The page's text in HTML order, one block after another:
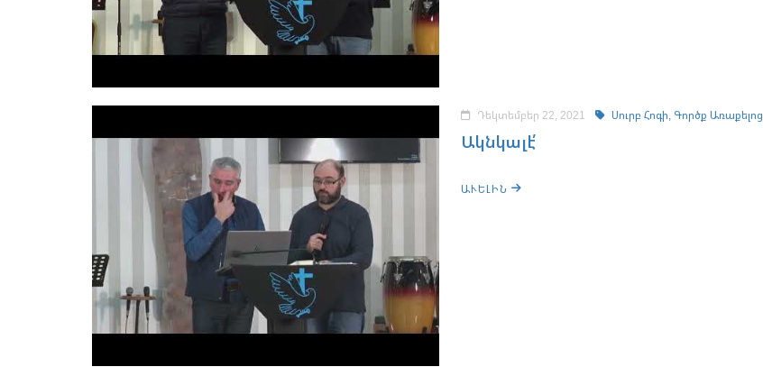
Դեկտեմբեր 22, 2021 Սուրբ Հոգի, Գործք Առաքելոց
Ակնկալէ՛
ԱՒԵԼԻՆ